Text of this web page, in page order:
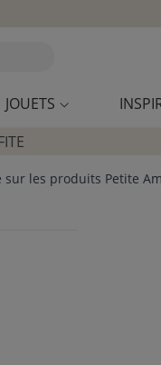
JOUETS
les produits Petite